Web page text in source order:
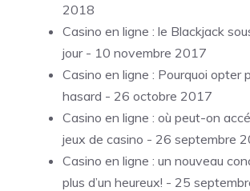
2018
Casino en ligne : le Blackjack
jour- 10 novembre 2017
Casino en ligne : Pourquoi opter
hasard - 26 octobre 2017
Casino en ligne : où peut-on
jeux de casino - 26 septembre
Casino en ligne : un nouveau
plus d’un heureux! - 25